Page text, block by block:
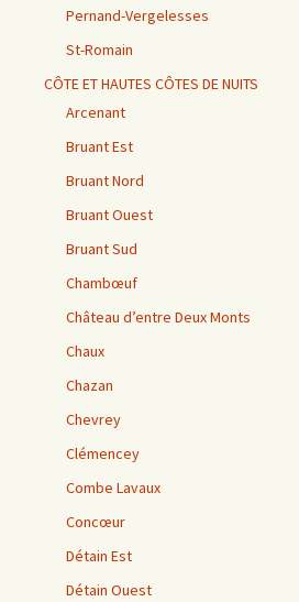
Pernand-Vergelesses
St-Romain
CÔTE ET HAUTES CÔTES DE NUITS
Arcenant
Bruant Est
Bruant Nord
Bruant Ouest
Bruant Sud
Chambœuf
Château d’entre Deux Monts
Chaux
Chazan
Chevrey
Clémencey
Combe Lavaux
Concœur
Détain Est
Détain Ouest